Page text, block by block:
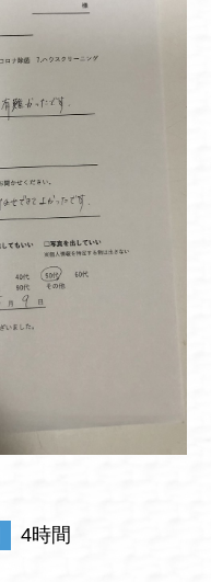
4時間